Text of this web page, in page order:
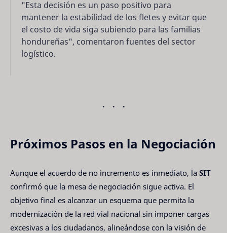
"Esta decisión es un paso positivo para
mantener la estabilidad de los fletes y evitar que
el costo de vida siga subiendo para las familias
hondureñas", comentaron fuentes del sector
logístico.
Próximos Pasos en la Negociación
Aunque el acuerdo de no incremento es inmediato, la SIT
confirmó que la mesa de negociación sigue activa. El
objetivo final es alcanzar un esquema que permita la
modernización de la red vial nacional sin imponer cargas
excesivas a los ciudadanos, alineándose con la visión de